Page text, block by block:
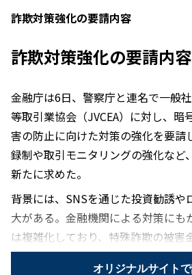
詐欺対策強化の要請内容
詐欺対策強化の要請内容
金融庁は6日、警察庁と連名で一般
等取引業協会（JVCEA）に対し、暗
害の防止に向けた対策の強化を要請
録制や取引モニタリングの強化など
新たに求めた。
背景には、SNSを通じた投資勧誘や
大がある。金融機関による対策にも
は複雑化しており、特殊詐欺の被害
オリジナルサイト